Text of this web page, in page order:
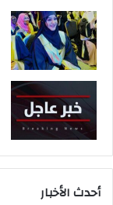
أحدث الأخبار